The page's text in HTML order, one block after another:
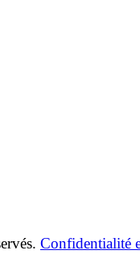
Confidentialité